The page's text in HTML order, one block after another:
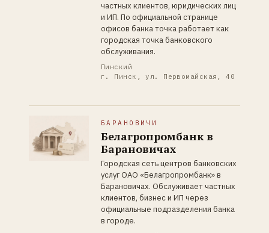
частных клиентов, юридических лиц
и ИП. По официальной странице
офисов банка точка работает как
городская точка банковского
обслуживания.
Пинский
г. Пинск, ул. Первомайская, 40
БАРАНОВИЧИ
Белагропромбанк в
Барановичах
Городская сеть центров банковских
услуг ОАО «Белагропромбанк» в
Барановичах. Обслуживает частных
клиентов, бизнес и ИП через
официальные подразделения банка
в городе.